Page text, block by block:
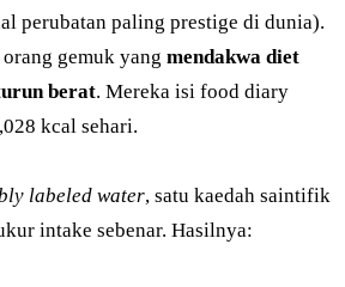
perubatan paling prestige di dunia).
gemuk yang mendakwa diet
berat. Mereka isi food diary
kcal sehari.
labeled water, satu kaedah saintifik
intake sebenar. Hasilnya: